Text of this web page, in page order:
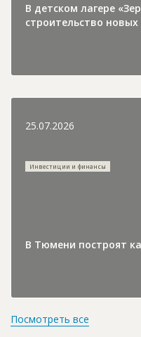
В детском лагере
строительство новых
25.07.2026
Инвестиции и финансы
В Тюмени построят
Посмотреть все